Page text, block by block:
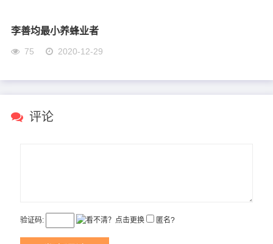
李善均最小养蜂业者
75 2020-12-29
评论
验证码: 匿名?